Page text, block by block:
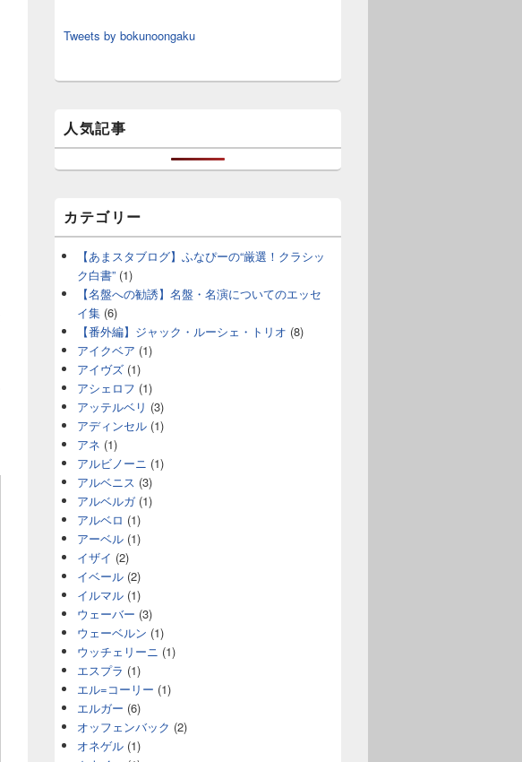
Tweets by bokunoongaku
人気記事
カテゴリー
【あまスタブログ】ふなぴーの“厳選！クラシッ
ク白書” (1)
【名盤への勧誘】名盤・名演についてのエッセ
イ集 (6)
【番外編】ジャック・ルーシェ・トリオ (8)
アイクベア (1)
アイヴズ (1)
アシェロフ (1)
アッテルベリ (3)
アディンセル (1)
アネ (1)
アルビノーニ (1)
アルベニス (3)
アルベルガ(1)
アルベロ (1)
アーベル (1)
イザイ (2)
イベール (2)
イルマル (1)
ウェーバー (3)
ウェーベルン (1)
ウッチェリーニ (1)
エスプラ (1)
エル=コーリー (1)
エルガー (6)
オッフェンバック (2)
オネゲル (1)